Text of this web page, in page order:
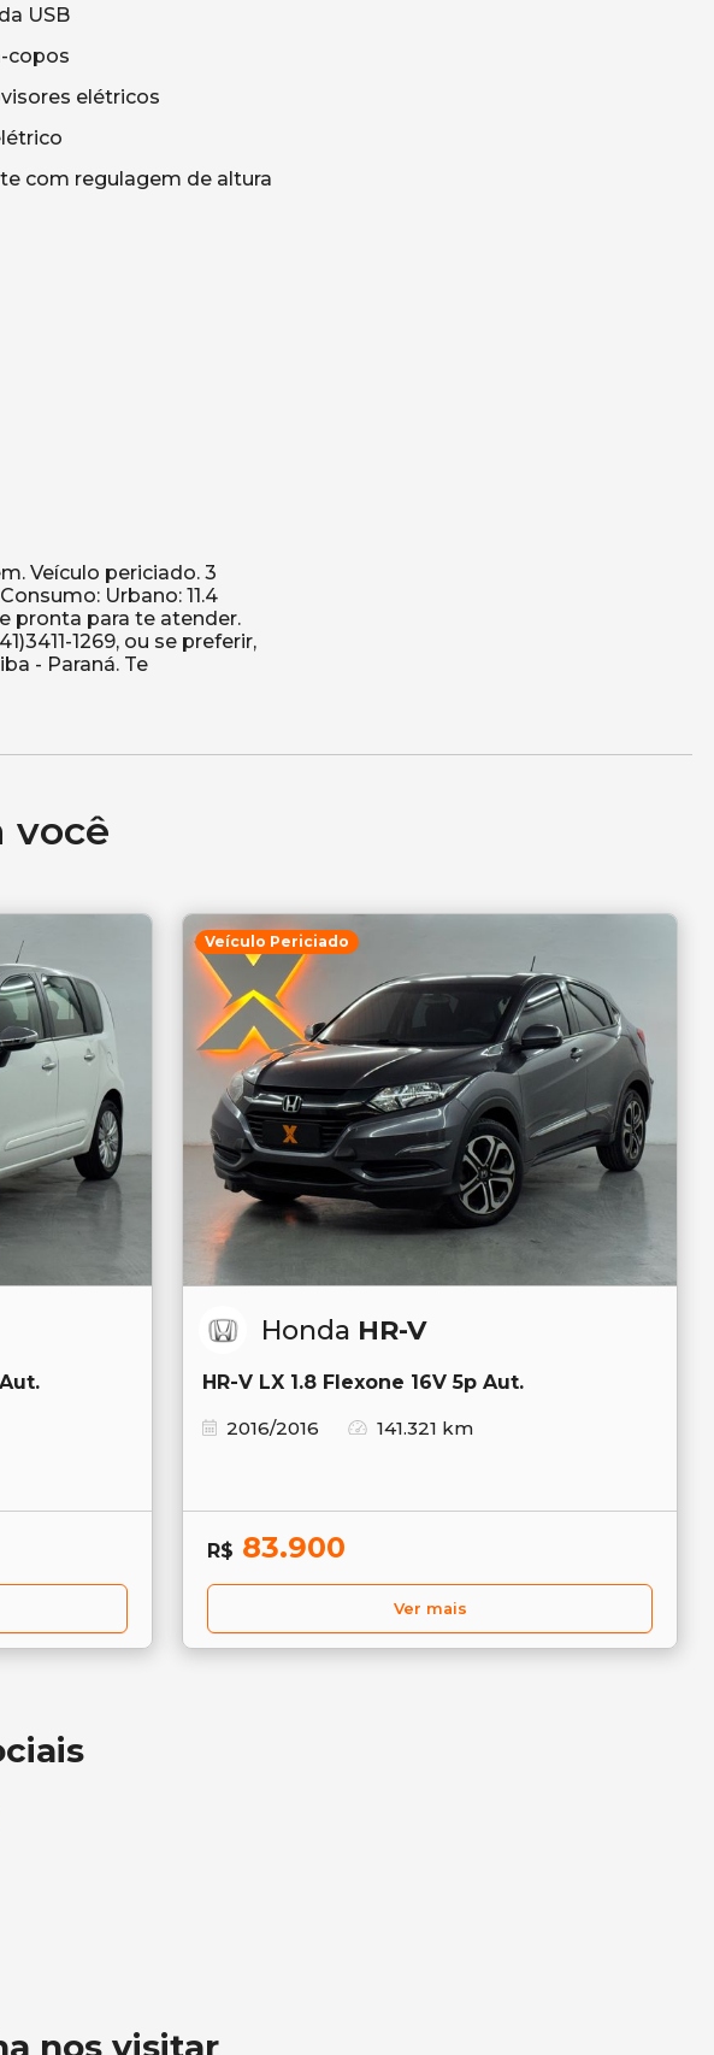
USB
copos
elétricos
com regulagem de altura
Veículo periciado. 3
Urbano: 11.4
pronta para te atender.
1269, ou se preferir,
- Paraná. Te
você
Veículo Periciado
Honda HR-V
HR-V LX 1.8 Flexone 16V 5p Aut.
2016/2016
141.321 km
R$ 83.900
Ver mais
nos visitar